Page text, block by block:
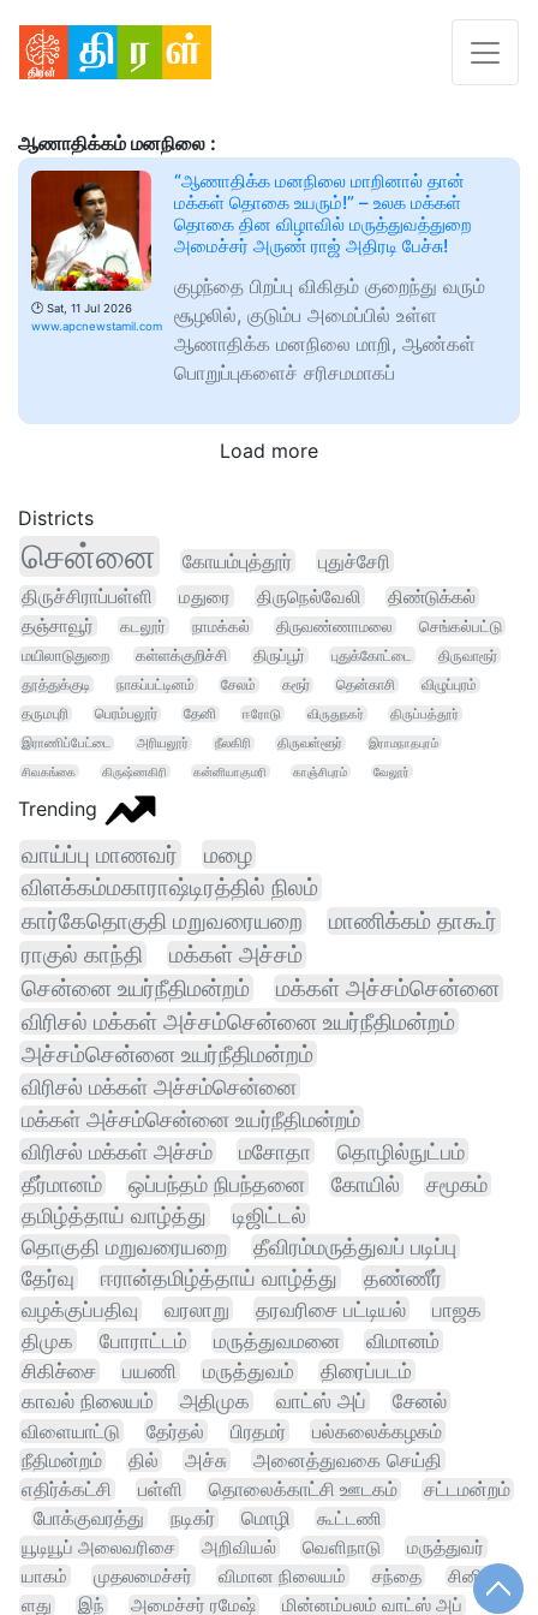
ஆணாதிக்கம் மனநிலை :
🕑 Sat, 11 Jul 2026
www.apcnewstamil.com
“ஆணாதிக்க மனநிலை மாறினால் தான்
மக்கள் தொகை உயரும்!” – உலக மக்கள்
தொகை தின விழாவில் மருத்துவத்துறை
அமைச்சர் அருண் ராஜ் அதிரடி பேச்சு!
குழந்தை பிறப்பு விகிதம் குறைந்து வரும்
சூழலில், குடும்ப அமைப்பில் உள்ள
ஆணாதிக்க மனநிலை மாறி, ஆண்கள்
பொறுப்புகளைச் சரிசமமாகப்
Load more
Districts
சென்னை கோயம்புத்தூர் புதுச்சேரி
திருச்சிராப்பள்ளி மதுரை திருநெல்வேலி
திண்டுக்கல்
தஞ்சாவூர்
கடலூர் நாமக்கல் திருவண்ணாமலை செங்கல்பட்டு
மயிலாடுதுறை கள்ளக்குறிச்சி திருப்பூர் புதுக்கோட்டை
திருவாரூர்
தூத்துக்குடி
நாகப்பட்டினம் சேலம் கரூர் தென்காசி
விழுப்புரம்
தருமபுரி
பெரம்பலூர் தேனி ஈரோடு விருதுநகர் திருப்பத்தூர்
இராணிப்பேட்டை அரியலூர் நீலகிரி திருவள்ளூர்
இராமநாதபுரம்
சிவகங்கை
கிருஷ்ணகிரி கன்னியாகுமரி காஞ்சிபுரம் வேலூர்
Trending
வாய்ப்பு மாணவர் மழை
விளக்கம்மகாராஷ்டிரத்தில் நிலம்
கார்கேதொகுதி மறுவரையறை
மாணிக்கம் தாகூர்
ராகுல் காந்தி
மக்கள் அச்சம்
சென்னை உயர்நீதிமன்றம்
மக்கள் அச்சம்சென்னை
விரிசல் மக்கள் அச்சம்சென்னை உயர்நீதிமன்றம்
அச்சம்சென்னை உயர்நீதிமன்றம்
விரிசல் மக்கள் அச்சம்சென்னை
மக்கள் அச்சம்சென்னை உயர்நீதிமன்றம்
விரிசல் மக்கள் அச்சம்
மசோதா
தொழில்நுட்பம்
தீர்மானம்
ஒப்பந்தம் நிபந்தனை கோயில்
சமூகம்
தமிழ்த்தாய் வாழ்த்து
டிஜிட்டல்
தொகுதி மறுவரையறை
தீவிரம்மருத்துவப் படிப்பு
தேர்வு
ஈரான்தமிழ்த்தாய் வாழ்த்து
தண்ணீர்
வழக்குப்பதிவு
வரலாறு தரவரிசை பட்டியல்
பாஜக
திமுக
போராட்டம் மருத்துவமனை
விமானம்
சிகிச்சை
பயணி மருத்துவம்
திரைப்படம்
காவல் நிலையம்
அதிமுக வாட்ஸ் அப்
சேனல்
விளையாட்டு
தேர்தல் பிரதமர்
பல்கலைக்கழகம்
நீதிமன்றம்
தில் அச்சு அனைத்துவகை செய்தி
எதிர்க்கட்சி பள்ளி தொலைக்காட்சி ஊடகம்
சட்டமன்றம்
போக்குவரத்து
நடிகர் மொழி
கூட்டணி
யூடியூப் அலைவரிசை
அறிவியல் வெளிநாடு
மருத்துவர்
யாகம்
முதலமைச்சர் விமான நிலையம் சந்தை
சினிமா
ளது
இந் அமைச்சர் ரமேஷ் மின்னம்பலம் வாட்ஸ் அப்